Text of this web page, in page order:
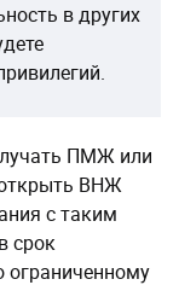
в других
ПМЖ или
ВНЖ
с таким
срок